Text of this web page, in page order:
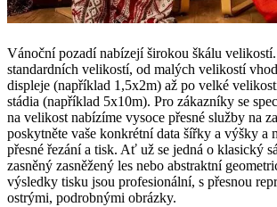
Vánoční pozadí nabízejí širokou škálu
standardních velikostí, od malých velikostí
displeje (například 1,5x2m) až po velké
stádia (například 5x10m). Pro zákazníky se
na velikost nabízíme vysoce přesné služby na
poskytněte vaše konkrétní data šířky a výšky a
přesné řezání a tisk. Ať už se jedná o klasický
zasněný zasněžený les nebo abstraktní
výsledky tisku jsou profesionální, s přesnou
ostrými, podrobnými obrázky.